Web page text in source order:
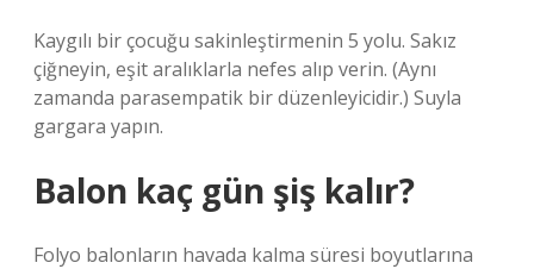
Kaygılı bir çocuğu sakinleştirmenin 5 yolu. Sakız
çiğneyin, eşit aralıklarla nefes alıp verin. (Aynı
zamanda parasempatik bir düzenleyicidir.) Suyla
gargara yapın.
Balon kaç gün şiş kalır?
Folyo balonların havada kalma süresi boyutlarına